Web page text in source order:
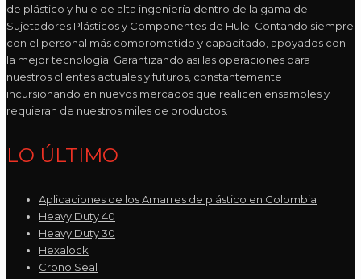
de plástico y hule de alta ingeniería dentro de la gama de
Sujetadores Plásticos y Componentes de Hule. Contando siempre
con el personal más comprometido y capacitado, apoyados con
la mejor tecnología. Garantizando asi las operaciones para
nuestros clientes actuales y futuros, constantemente
incursionando en nuevos mercados que realicen ensambles y
requieran de nuestros miles de productos.
LO ÚLTIMO
Aplicaciones de los Amarres de plástico en Colombia
Heavy Duty 40
Heavy Duty 30
Hexalock
Crono Seal